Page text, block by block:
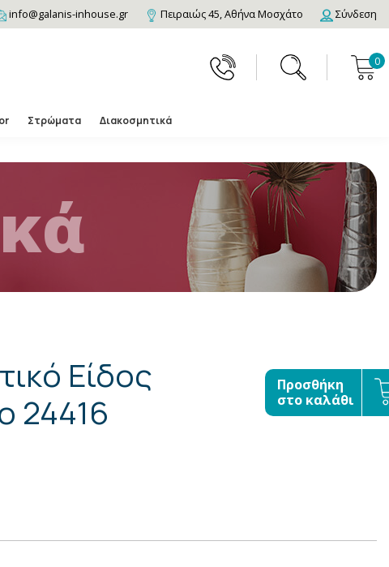
info@galanis-inhouse.gr Πειραιώς 45, Αθήνα Μοσχάτο Σύνδεση
0
Στρώματα Διακοσμητικά
Είδος
24416
Προσθήκη
στο καλάθι